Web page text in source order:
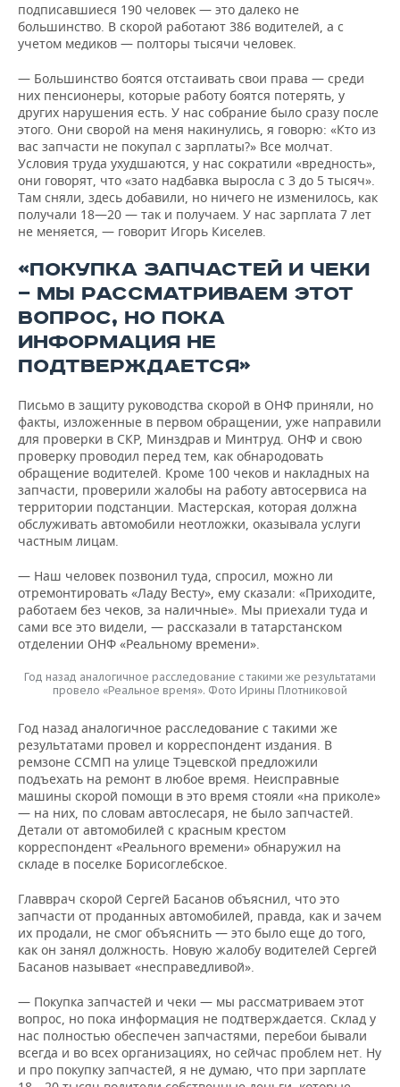
подписавшиеся 190 человек — это далеко не
большинство. В скорой работают 386 водителей, а с
учетом медиков — полторы тысячи человек.
— Большинство боятся отстаивать свои права — среди
них пенсионеры, которые работу боятся потерять, у
других нарушения есть. У нас собрание было сразу после
этого. Они сворой на меня накинулись, я говорю: «Кто из
вас запчасти не покупал с зарплаты?» Все молчат.
Условия труда ухудшаются, у нас сократили «вредность»,
они говорят, что «зато надбавка выросла с 3 до 5 тысяч».
Там сняли, здесь добавили, но ничего не изменилось, как
получали 18—20 — так и получаем. У нас зарплата 7 лет
не меняется, — говорит Игорь Киселев.
«ПОКУПКА ЗАПЧАСТЕЙ И ЧЕКИ
— МЫ РАССМАТРИВАЕМ ЭТОТ
ВОПРОС, НО ПОКА
ИНФОРМАЦИЯ НЕ
ПОДТВЕРЖДАЕТСЯ»
Письмо в защиту руководства скорой в ОНФ приняли, но
факты, изложенные в первом обращении, уже направили
для проверки в СКР, Минздрав и Минтруд. ОНФ и свою
проверку проводил перед тем, как обнародовать
обращение водителей. Кроме 100 чеков и накладных на
запчасти, проверили жалобы на работу автосервиса на
территории подстанции. Мастерская, которая должна
обслуживать автомобили неотложки, оказывала услуги
частным лицам.
— Наш человек позвонил туда, спросил, можно ли
отремонтировать «Ладу Весту», ему сказали: «Приходите,
работаем без чеков, за наличные». Мы приехали туда и
сами все это видели, — рассказали в татарстанском
отделении ОНФ «Реальному времени».
Год назад аналогичное расследование с такими же результатами
провело «Реальное время». Фото Ирины Плотниковой
Год назад аналогичное расследование с такими же
результатами провел и корреспондент издания. В
ремзоне ССМП на улице Тэцевской предложили
подъехать на ремонт в любое время. Неисправные
машины скорой помощи в это время стояли «на приколе»
— на них, по словам автослесаря, не было запчастей.
Детали от автомобилей с красным крестом
корреспондент «Реального времени» обнаружил на
складе в поселке Борисоглебское.
Главврач скорой Сергей Басанов объяснил, что это
запчасти от проданных автомобилей, правда, как и зачем
их продали, не смог объяснить — это было еще до того,
как он занял должность. Новую жалобу водителей Сергей
Басанов называет «несправедливой».
— Покупка запчастей и чеки — мы рассматриваем этот
вопрос, но пока информация не подтверждается. Склад у
нас полностью обеспечен запчастями, перебои бывали
всегда и во всех организациях, но сейчас проблем нет. Ну
и про покупку запчастей, я не думаю, что при зарплате